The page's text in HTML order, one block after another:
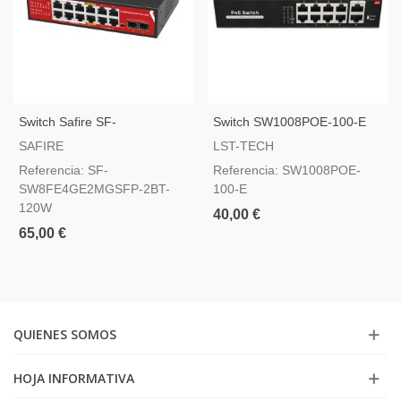
Switch Safire SF-
SW8FE4GE2MGSFP-2BT-
SAFIRE
Referencia: SF-
SW8FE4GE2MGSFP-2BT-
120W
65,00 €
Switch SW1008POE-100-E
LST-TECH
Referencia: SW1008POE-
100-E
40,00 €
QUIENES SOMOS
HOJA INFORMATIVA